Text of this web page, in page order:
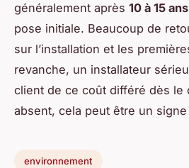
généralement après 10 à 15 ans
pose initiale. Beaucoup de
sur l’installation et les
revanche, un installateur
client de ce coût différé dès le
absent, cela peut être un signe
environnement